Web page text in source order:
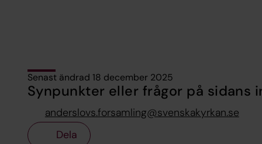
Senast ändrad 18 december 2025
Synpunkter eller frågor på sidans
anderslovs.forsamling@svenskakyrkan.se
Dela